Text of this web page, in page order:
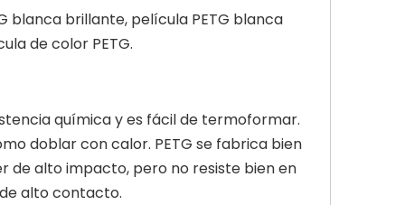
blanca brillante, película PETG blanca
de color PETG.
química y es fácil de termoformar.
doblar con calor. PETG se fabrica bien
de alto impacto, pero no resiste bien en
alto contacto.